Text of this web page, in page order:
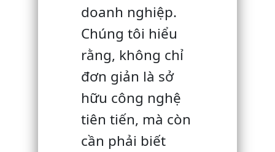
doanh nghiệp.
Chúng tôi hiểu
rằng, không chỉ
đơn giản là sở
hữu công nghệ
tiên tiến, mà còn
cần phải biết